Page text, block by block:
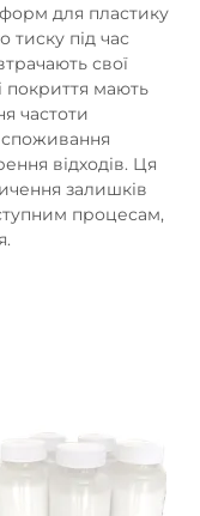
для пластику
тиску під час
свої
покриття мають
частоти
відходів. Ця
залишків
процесам,